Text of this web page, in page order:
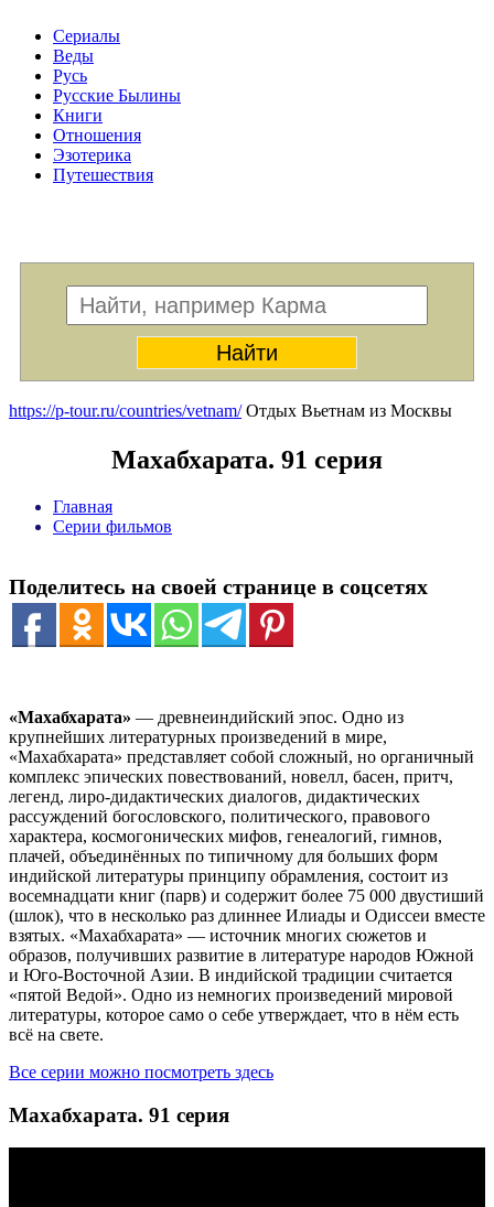
Сериалы
Веды
Русь
Русские Былины
Книги
Отношения
Эзотерика
Путешествия
https://p-tour.ru/countries/vetnam/Отдых Вьетнам из Москвы
Махабхарата. 91 серия
Главная
Серии фильмов
Поделитесь на своей странице в соцсетях
«Махабхарата» — древнеиндийский эпос. Одно из
крупнейших литературных произведений в мире,
«Махабхарата» представляет собой сложный, но органичный
комплекс эпических повествований, новелл, басен, притч,
легенд, лиро-дидактических диалогов, дидактических
рассуждений богословского, политического, правового
характера, космогонических мифов, генеалогий, гимнов,
плачей, объединённых по типичному для больших форм
индийской литературы принципу обрамления, состоит из
восемнадцати книг (парв) и содержит более 75 000 двустиший
(шлок), что в несколько раз длиннее Илиады и Одиссеи вместе
взятых. «Махабхарата» — источник многих сюжетов и
образов, получивших развитие в литературе народов Южной
и Юго-Восточной Азии. В индийской традиции считается
«пятой Ведой». Одно из немногих произведений мировой
литературы, которое само о себе утверждает, что в нём есть
всё на свете.
Все серии можно посмотреть здесь
Махабхарата. 91 серия